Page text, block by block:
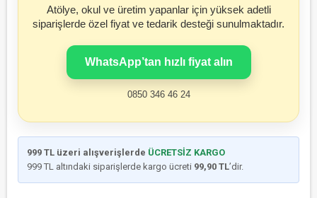
Atölye, okul ve üretim yapanlar için yüksek adetli
siparişlerde özel fiyat ve tedarik desteği sunulmaktadır.
WhatsApp’tan hızlı fiyat alın
0850 346 46 24
999 TL üzeri alışverişlerde ÜCRETSİZ KARGO
999 TL altındaki siparişlerde kargo ücreti 99,90 TL’dir.